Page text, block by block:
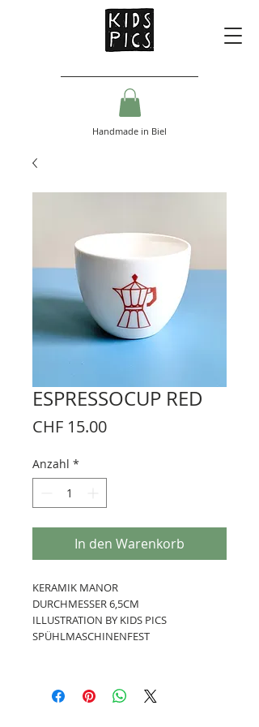
Handmade in Biel
ESPRESSOCUP RED
CHF 15.00Preis
Anzahl *
In den Warenkorb
KERAMIK MANOR
DURCHMESSER 6,5CM
ILLUSTRATION BY KIDS PICS
SPÜHLMASCHINENFEST